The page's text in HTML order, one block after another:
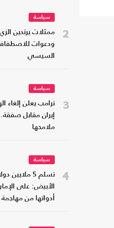
2
سياسة
ممثلات يرتدين
ودعوات
السيسي
3
سياسة
ترامب يعلن إلغاء
إيران مقابل
ملامحها
4
سياسة
تسلم 5 ملايين
الأبيض: على
أدواتها من